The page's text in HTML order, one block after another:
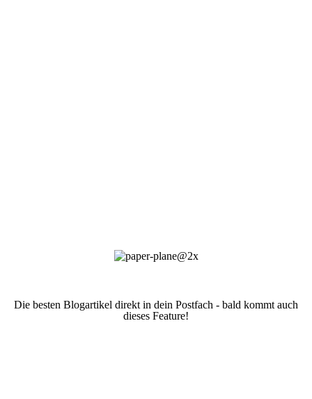
Die besten Blogartikel direkt in dein Postfach - bald kommt auch
dieses Feature!